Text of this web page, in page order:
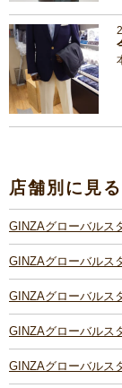
店舗別に見る
GINZAグローバルス
GINZAグローバルス
GINZAグローバルス
GINZAグローバルス
GINZAグローバルス